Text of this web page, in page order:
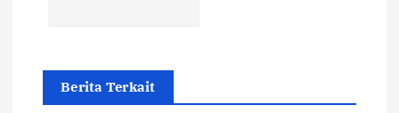
Berita Terkait